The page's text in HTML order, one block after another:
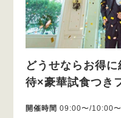
どうせならお得
待×豪華試食つき
開催時間 09:00〜/10:00